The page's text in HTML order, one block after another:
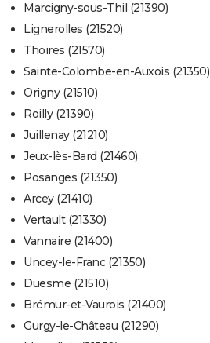
Marcigny-sous-Thil (21390)
Lignerolles (21520)
Thoires (21570)
Sainte-Colombe-en-Auxois (21350)
Origny (21510)
Roilly (21390)
Juillenay (21210)
Jeux-lès-Bard (21460)
Posanges (21350)
Arcey (21410)
Vertault (21330)
Vannaire (21400)
Uncey-le-Franc (21350)
Duesme (21510)
Brémur-et-Vaurois (21400)
Gurgy-le-Château (21290)